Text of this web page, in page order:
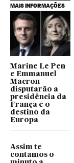
MAIS INFORMAÇÕES
Marine Le Pen
e Emmanuel
Macron
disputarão a
presidência da
França e o
destino da
Europa
Assim te
contamos o